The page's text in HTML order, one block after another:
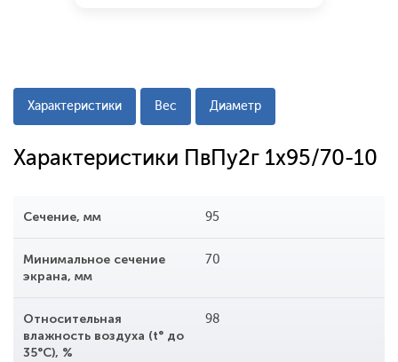
Характеристики Вес Диаметр
Характеристики ПвПу2г 1x95/70-10
Сечение, мм 95
Минимальное сечение
экрана, мм
70
Относительная
влажность воздуха (t° до
35°С), %
98